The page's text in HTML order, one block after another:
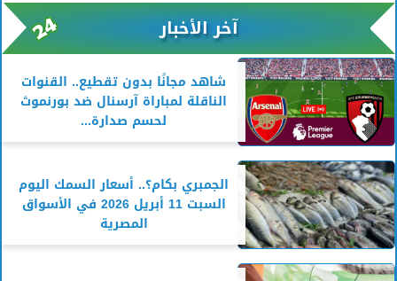
آخر الأخبار
شاهد مجانًا بدون تقطيع.. القنوات
الناقلة لمباراة آرسنال ضد بورنموث
لحسم صدارة...
الجمبري بكام؟.. أسعار السمك اليوم
السبت 11 أبريل 2026 في الأسواق
المصرية